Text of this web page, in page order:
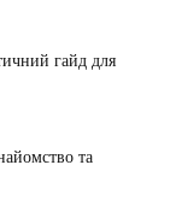
гайд для
та